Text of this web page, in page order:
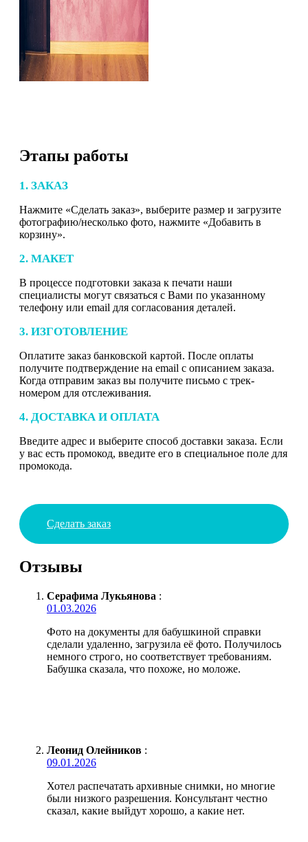
Этапы работы
1. ЗАКАЗ
Нажмите «Сделать заказ», выберите размер и загрузите
фотографию/несколько фото, нажмите «Добавить в
корзину».
2. МАКЕТ
В процессе подготовки заказа к печати наши
специалисты могут связаться с Вами по указанному
телефону или email для согласования деталей.
3. ИЗГОТОВЛЕНИЕ
Оплатите заказ банковской картой. После оплаты
получите подтверждение на email с описанием заказа.
Когда отправим заказ вы получите письмо с трек-
номером для отслеживания.
4. ДОСТАВКА И ОПЛАТА
Введите адрес и выберите способ доставки заказа. Если
у вас есть промокод, введите его в специальное поле для
промокода.
Сделать заказ
Отзывы
Серафима Лукьянова :
01.03.2026
Фото на документы для бабушкиной справки
сделали удаленно, загрузила её фото. Получилось
немного строго, но соответствует требованиям.
Бабушка сказала, что похоже, но моложе.
Леонид Олейников :
09.01.2026
Хотел распечатать архивные снимки, но многие
были низкого разрешения. Консультант честно
сказал, какие выйдут хорошо, а какие нет.